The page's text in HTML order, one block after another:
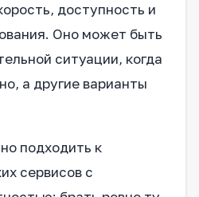
доступность и
Оно может быть
ситуации, когда
а другие варианты
подходить к
сервисов с